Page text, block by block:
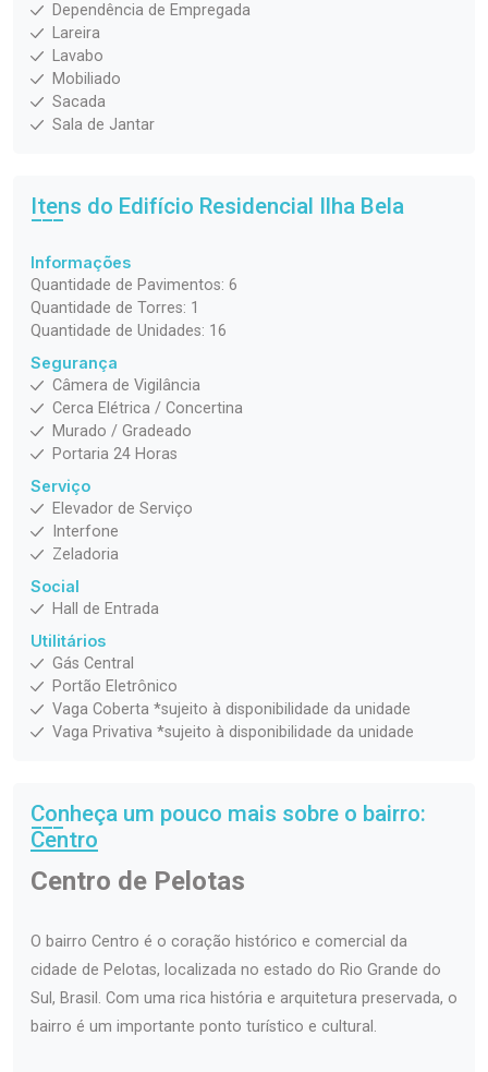
Dependência de Empregada
Lareira
Lavabo
Mobiliado
Sacada
Sala de Jantar
Itens do Edifício Residencial Ilha Bela
Informações
Quantidade de Pavimentos: 6
Quantidade de Torres: 1
Quantidade de Unidades: 16
Segurança
Câmera de Vigilância
Cerca Elétrica / Concertina
Murado / Gradeado
Portaria 24 Horas
Serviço
Elevador de Serviço
Interfone
Zeladoria
Social
Hall de Entrada
Utilitários
Gás Central
Portão Eletrônico
Vaga Coberta *sujeito à disponibilidade da unidade
Vaga Privativa *sujeito à disponibilidade da unidade
Conheça um pouco mais sobre o bairro:
Centro
Centro de Pelotas
O bairro Centro é o coração histórico e comercial da
cidade de Pelotas, localizada no estado do Rio Grande do
Sul, Brasil. Com uma rica história e arquitetura preservada, o
bairro é um importante ponto turístico e cultural.